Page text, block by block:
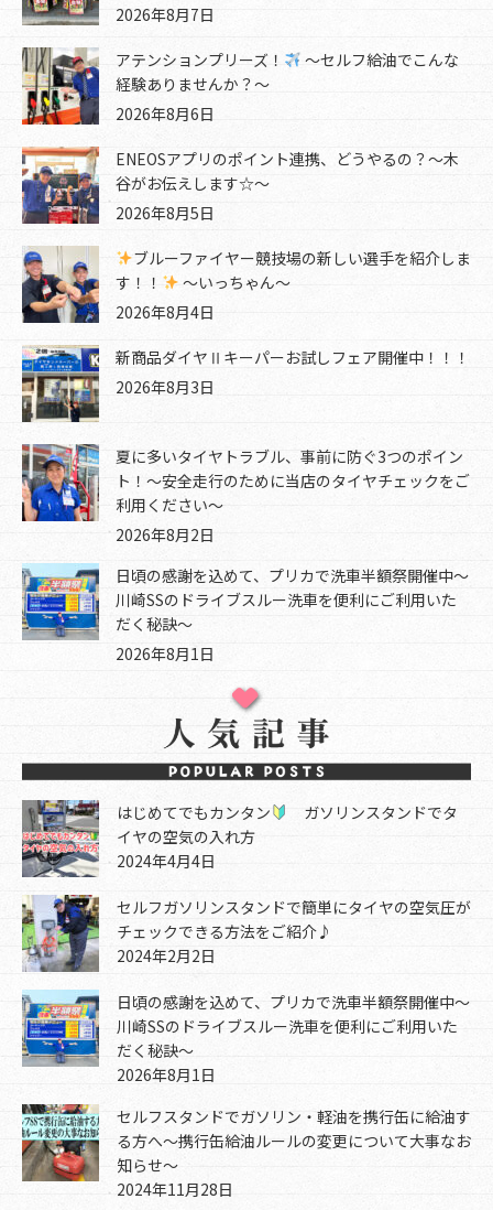
2026年8月7日
アテンションプリーズ！
～セルフ給油でこんな
経験ありませんか？～
2026年8月6日
ENEOSアプリのポイント連携、どうやるの？～木
谷がお伝えします☆～
2026年8月5日
ブルーファイヤー競技場の新しい選手を紹介しま
す！！
～いっちゃん～
2026年8月4日
新商品ダイヤⅡキーパーお試しフェア開催中！！！
2026年8月3日
夏に多いタイヤトラブル、事前に防ぐ3つのポイン
ト！～安全走行のために当店のタイヤチェックをご
利用ください～
2026年8月2日
日頃の感謝を込めて、プリカで洗車半額祭開催中～
川崎SSのドライブスルー洗車を便利にご利用いた
だく秘訣～
2026年8月1日
はじめてでもカンタン
ガソリンスタンドでタ
イヤの空気の入れ方
2024年4月4日
セルフガソリンスタンドで簡単にタイヤの空気圧が
チェックできる方法をご紹介♪
2024年2月2日
日頃の感謝を込めて、プリカで洗車半額祭開催中～
川崎SSのドライブスルー洗車を便利にご利用いた
だく秘訣～
2026年8月1日
セルフスタンドでガソリン・軽油を携行缶に給油す
る方へ～携行缶給油ルールの変更について大事なお
知らせ～
2024年11月28日